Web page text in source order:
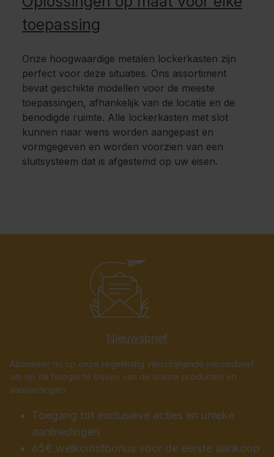
toepassing
Onze hoogwaardige metalen lockerkasten zijn
perfect voor deze situaties. Ons assortiment
bevat geschikte modellen voor de meeste
toepassingen, afhankelijk van de locatie en de
benodigde ruimte. Alle lockerkasten met slot
kunnen naar wens worden aangepast en
vormgegeven en worden voorzien van een
sluitsysteem dat is afgestemd op uw eisen.
Nieuwsbrief
Abonneer nu op onze regelmatig verschijnende nieuwsbrief
om op de hoogte te blijven van de laatste producten en
aanbiedingen.
Toegang tot exclusieve acties en unieke
aanbiedingen
65€ welkomstbonus voor de eerste aankoop